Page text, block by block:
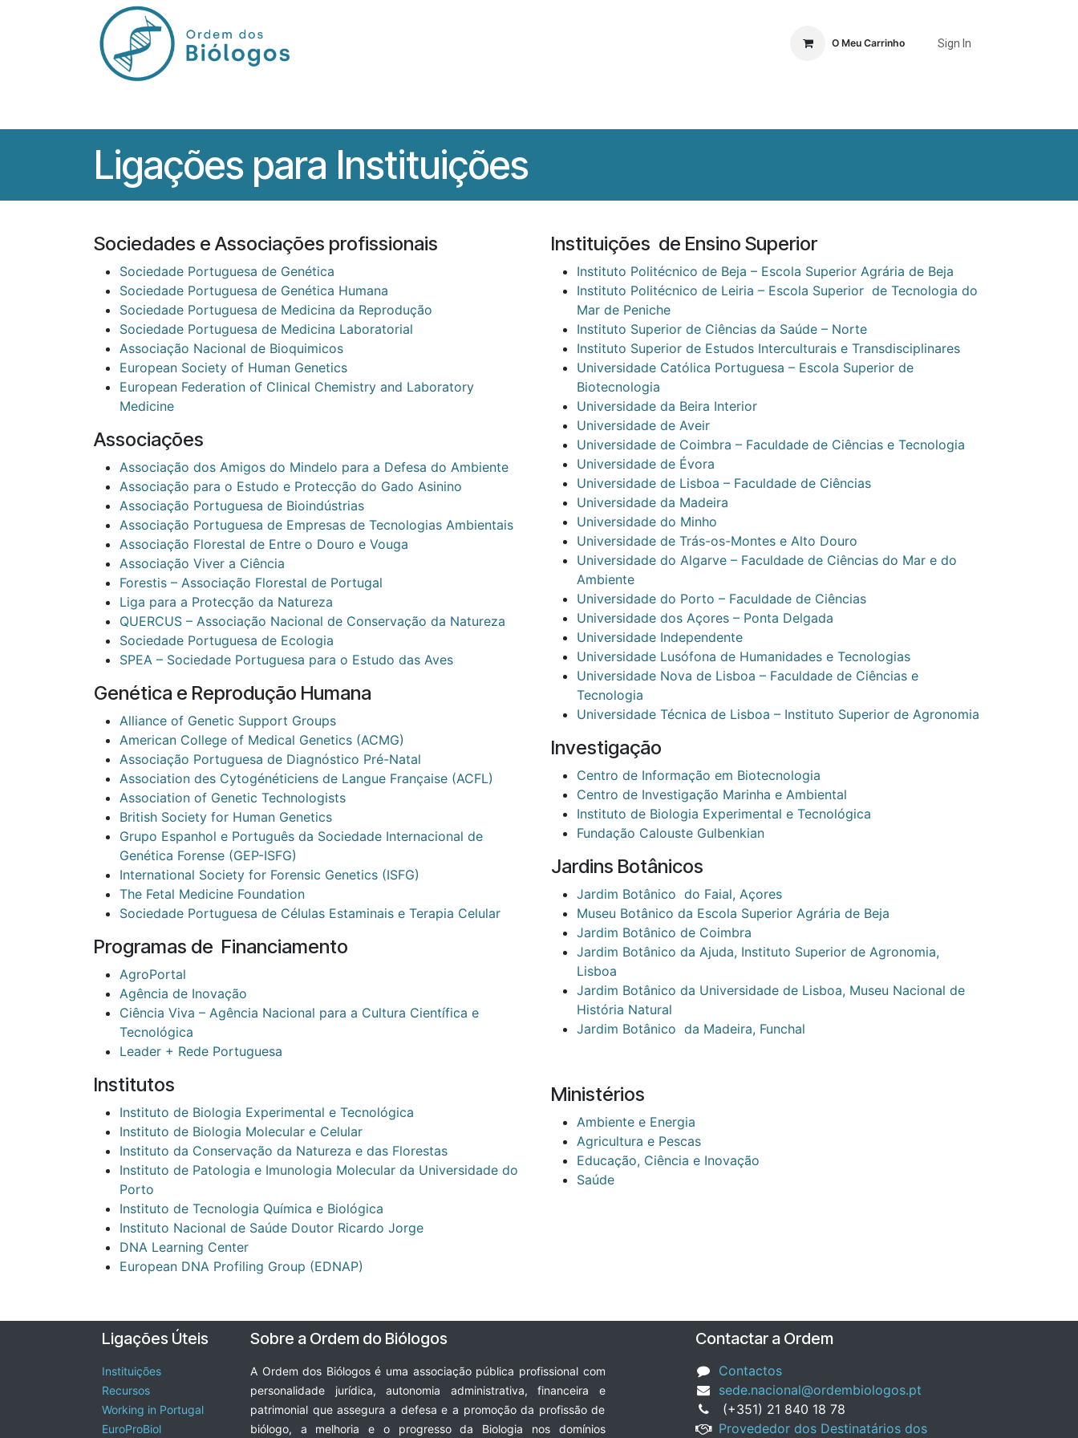
Pular para o conteúdo
O Meu Carrinho Sign In
Ligações para Instituições
Sociedades e Associações profissionais
Sociedade Portuguesa de Genética
Sociedade Portuguesa de Genética Humana
Sociedade Portuguesa de Medicina da Reprodução
Sociedade Portuguesa de Medicina Laboratorial
Associação Nacional de Bioquimicos
European Society of Human Genetics
European Federation of Clinical Chemistry and Laboratory
Medicine
Associações
Associação dos Amigos do Mindelo para a Defesa do Ambiente
Associação para o Estudo e Protecção do Gado Asinino
Associação Portuguesa de Bioindústrias
Associação Portuguesa de Empresas de Tecnologias Ambientais
Associação Florestal de Entre o Douro e Vouga
Associação Viver a Ciência
Forestis – Associação Florestal de Portugal
Liga para a Protecção da Natureza
QUERCUS – Associação Nacional de Conservação da Natureza
Sociedade Portuguesa de Ecologia
SPEA – Sociedade Portuguesa para o Estudo das Aves
Genética e Reprodução Humana
Alliance of Genetic Support Groups
American College of Medical Genetics (ACMG)
Associação Portuguesa de Diagnóstico Pré-Natal
Association des Cytogénéticiens de Langue Française (ACFL)
Association of Genetic Technologists
British Society for Human Genetics
Grupo Espanhol e Português da Sociedade Internacional de
Genética Forense (GEP-ISFG)
International Society for Forensic Genetics (ISFG)
The Fetal Medicine Foundation
Sociedade Portuguesa de Células Estaminais e Terapia Celular
Programas de Financiamento
AgroPortal
Agência de Inovação
Ciência Viva – Agência Nacional para a Cultura Científica e
Tecnológica
Leader + Rede Portuguesa
Institutos
Instituto de Biologia Experimental e Tecnológica
Instituto de Biologia Molecular e Celular
Instituto da Conservação da Natureza e das Florestas
Instituto de Patologia e Imunologia Molecular da Universidade do
Porto
Instituto de Tecnologia Química e Biológica
Instituto Nacional de Saúde Doutor Ricardo Jorge
DNA Learning Center
European DNA Profiling Group (EDNAP)
Instituições de Ensino Superior
Instituto Politécnico de Beja – Escola Superior Agrária de Beja
Instituto Politécnico de Leiria – Escola Superior de Tecnologia do
Mar de Peniche
Instituto Superior de Ciências da Saúde – Norte
Instituto Superior de Estudos Interculturais e Transdisciplinares
Universidade Católica Portuguesa – Escola Superior de
Biotecnologia
Universidade da Beira Interior
Universidade de Aveir
Universidade de Coimbra – Faculdade de Ciências e Tecnologia
Universidade de Évora
Universidade de Lisboa – Faculdade de Ciências
Universidade da Madeira
Universidade do Minho
Universidade de Trás-os-Montes e Alto Douro
Universidade do Algarve – Faculdade de Ciências do Mar e do
Ambiente
Universidade do Porto – Faculdade de Ciências
Universidade dos Açores – Ponta Delgada
Universidade Independente
Universidade Lusófona de Humanidades e Tecnologias
Universidade Nova de Lisboa – Faculdade de Ciências e
Tecnologia
Universidade Técnica de Lisboa – Instituto Superior de Agronomia
Investigação
Centro de Informação em Biotecnologia
Centro de Investigação Marinha e Ambiental
Instituto de Biologia Experimental e Tecnológica
Fundação Calouste Gulbenkian
Jardins Botânicos
Jardim Botânico do Faial, Açores
Museu Botânico da Escola Superior Agrária de Beja
Jardim Botânico de Coimbra
Jardim Botânico da Ajuda, Instituto Superior de Agronomia,
Lisboa
Jardim Botânico da Universidade de Lisboa, Museu Nacional de
História Natural
Jardim Botânico da Madeira, Funchal
Ministérios
Ambiente e Energia
Agricultura e Pescas
Educação, Ciência e Inovação
Saúde
Ligações Úteis
Instituições
Recursos
Working in Portugal
EuroProBiol
Sobre a Ordem do Biólogos
A Ordem dos Biólogos é uma associação pública profissional com
personalidade jurídica, autonomia administrativa, financeira e
patrimonial que assegura a defesa e a promoção da profissão de
biólogo, a melhoria e o progresso da Biologia nos domínios
Contactar a Ordem
Contactos
sede.nacional@ordembiologos.pt
(+351) 21 840 18 78
Provededor dos Destinatários dos